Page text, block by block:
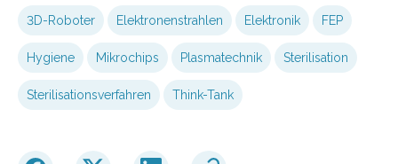
3D-Roboter Elektronenstrahlen Elektronik FEP
Hygiene Mikrochips Plasmatechnik Sterilisation
Sterilisationsverfahren Think-Tank